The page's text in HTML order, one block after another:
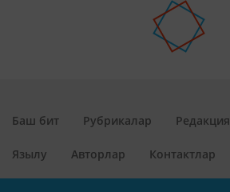
Баш бит Рубрикалар Редакция
Язылу Авторлар Контактлар